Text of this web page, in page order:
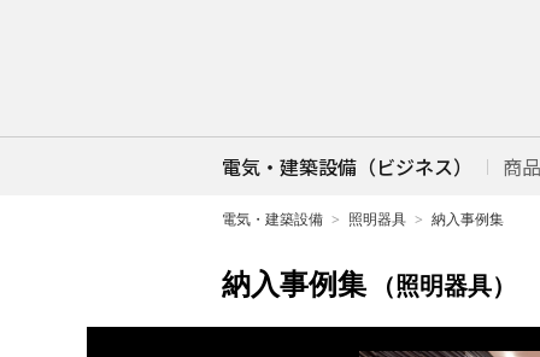
電気・建築設備（ビジネス） 商
電気・建築設備 照明器具 納入事例集
納入事例集 （照明器具）